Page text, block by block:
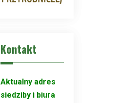
Kontakt
Aktualny adres
siedziby i biura